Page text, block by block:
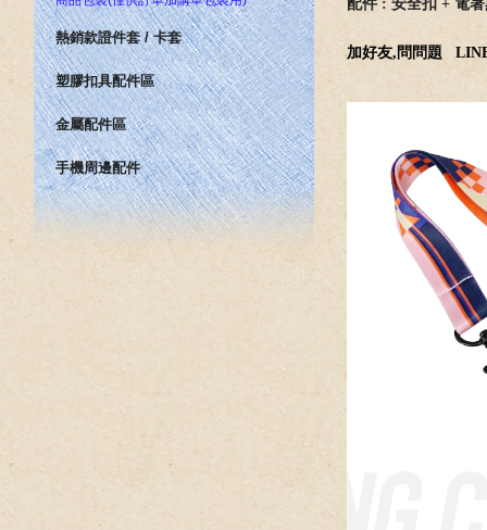
熱銷款證件套 / 卡套
塑膠扣具配件區
金屬配件區
手機周邊配件
配件 : 安全扣 + 電
加好友,問問題